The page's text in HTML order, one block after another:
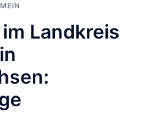
Landkreis